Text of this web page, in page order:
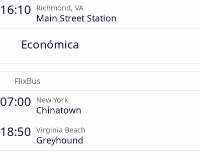
16:10 Richmond, VA
Main Street Station
Económica
FlixBus
07:00 New York
Chinatown
18:50 Virginia Beach
Greyhound